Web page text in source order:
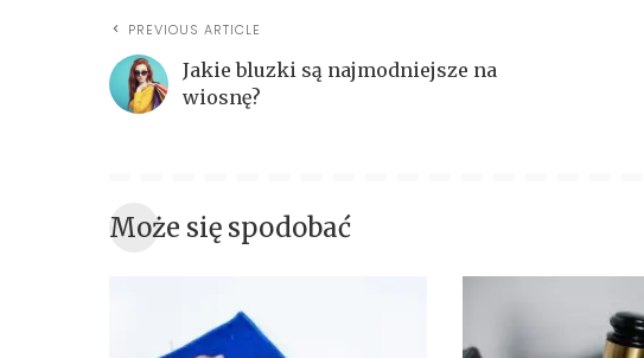
PREVIOUS ARTICLE
Jakie bluzki są najmodniejsze na
wiosnę?
Może się spodobać